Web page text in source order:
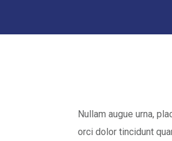
Nullam augue urna,
orci dolor tincidunt